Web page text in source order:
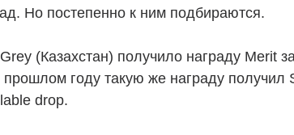
Но постепенно к ним подбираются.
(Казахстан) получило награду Merit
году такую же награду получил
drop.